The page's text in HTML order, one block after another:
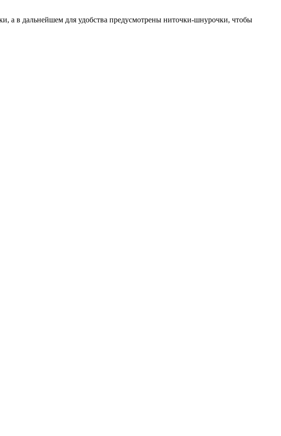
а в дальнейшем для удобства предусмотрены ниточки-шнурочки, чтобы